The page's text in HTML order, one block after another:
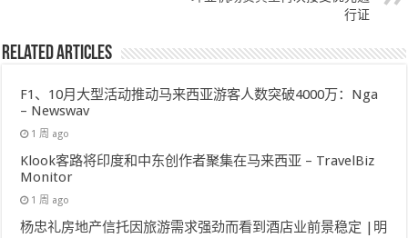
行证
Related Articles
F1、10月大型活动推动马来西亚游客人数突破4000万：Nga
– Newswav
1 周 ago
Klook客路将印度和中东创作者聚集在马来西亚 – TravelBiz
Monitor
1 周 ago
杨忠礼房地产信托因旅游需求强劲而看到酒店业前景稳定 |明